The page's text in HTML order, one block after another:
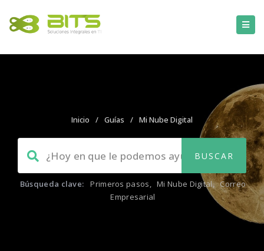
Inicio / Guías / Mi Nube Digital
Búsqueda clave: Primeros pasos, Mi Nube Digital, Correo
Empresarial